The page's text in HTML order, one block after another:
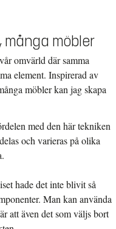
många möbler
omvärld där samma
element. Inspirerad av
möbler kan jag skapa
med den här tekniken
och varieras på olika
hade det inte blivit så
Man kan använda
att även det som väljs bort